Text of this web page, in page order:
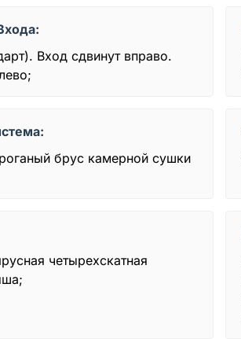
Вход сдвинут вправо.
брус камерной сушки
четырехскатная